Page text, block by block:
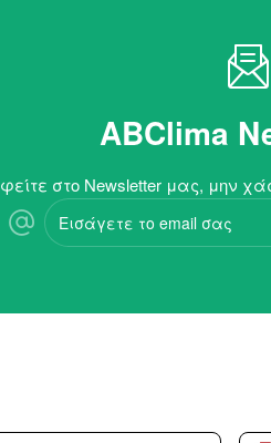
ABClima
στο Newsletter μας, μην
Εισάγετε
το
email